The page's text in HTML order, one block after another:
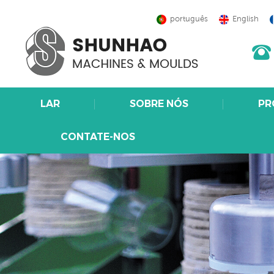
português English
LAR SOBRE NÓS
CONTATE-NOS